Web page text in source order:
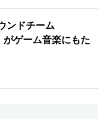
ンドチーム
がゲーム音楽にもた